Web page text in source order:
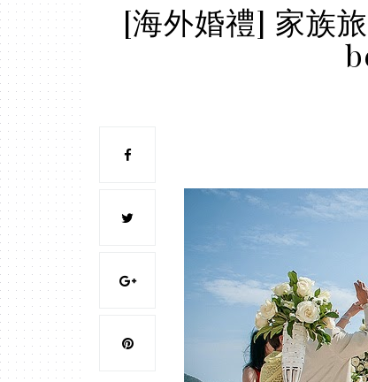
[海外婚禮] 家族